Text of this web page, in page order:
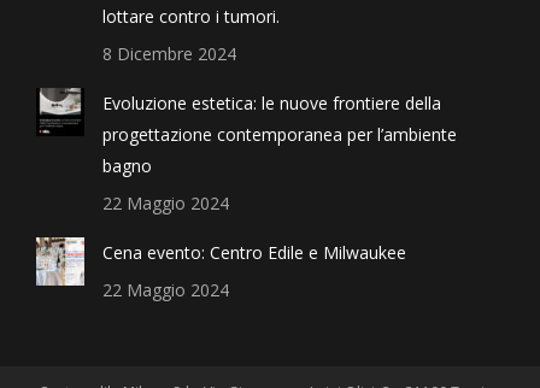
lottare contro i tumori.
8 Dicembre 2024
Evoluzione estetica: le nuove frontiere della
progettazione contemporanea per l’ambiente
bagno
22 Maggio 2024
Cena evento: Centro Edile e Milwaukee
22 Maggio 2024